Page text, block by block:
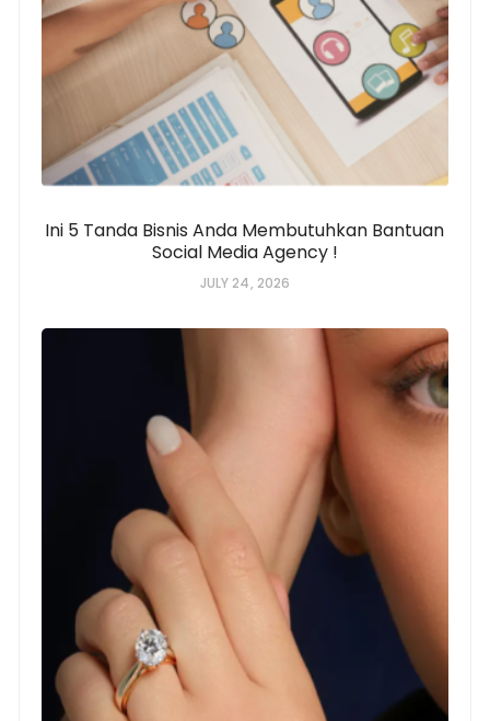
Ini 5 Tanda Bisnis Anda Membutuhkan Bantuan
Social Media Agency !
JULY 24, 2026